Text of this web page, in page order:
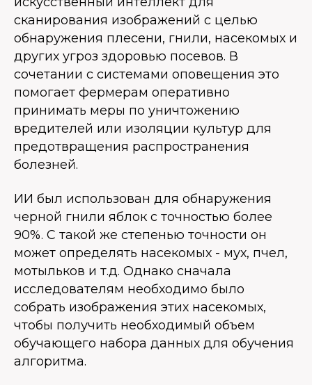
сканирования изображений с целью
обнаружения плесени, гнили, насекомых и
других угроз здоровью посевов. В
сочетании с системами оповещения это
помогает фермерам оперативно
принимать меры по уничтожению
вредителей или изоляции культур для
предотвращения распространения
болезней.
ИИ был использован для обнаружения
черной гнили яблок с точностью более
90%. С такой же степенью точности он
может определять насекомых - мух, пчел,
мотыльков и т.д. Однако сначала
исследователям необходимо было
собрать изображения этих насекомых,
чтобы получить необходимый объем
обучающего набора данных для обучения
алгоритма.